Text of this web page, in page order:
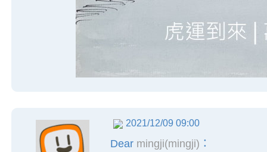
2021/12/09 09:00
Dear mingji(mingji) ：